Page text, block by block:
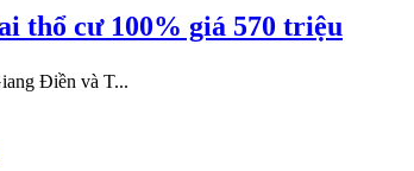
thổ cư 100% giá 570 triệu
Điền và T...